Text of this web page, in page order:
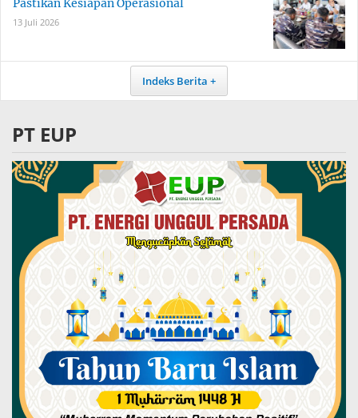
Pastikan Kesiapan Operasional
13 Juli 2026
Indeks Berita
PT EUP